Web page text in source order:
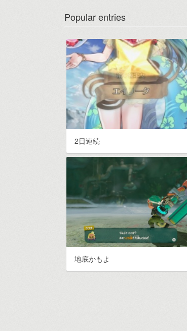
Popular entries
2日連続
地底かもよ